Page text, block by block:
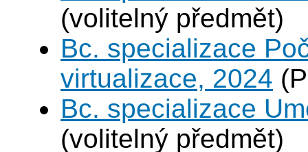
(volitelný předmět)
Bc. specializace
virtualizace, 2024
Bc. specializace
(volitelný předmět)